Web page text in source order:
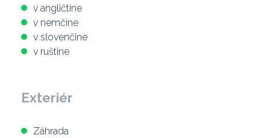
v angličtine
v nemčine
v slovenčine
v ruštine
Exteriér
Záhrada